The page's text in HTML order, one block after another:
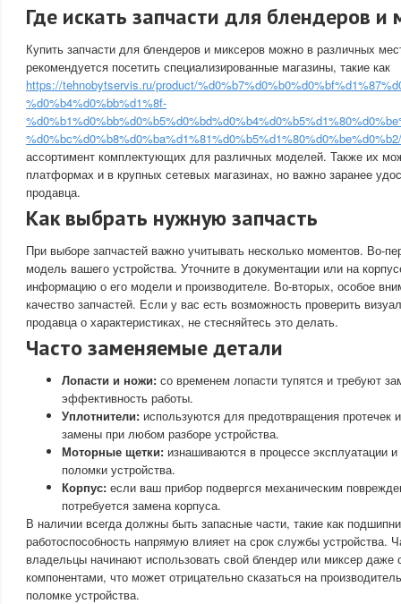
Где искать запчасти для блендеров и
Купить запчасти для блендеров и миксеров можно в различных
рекомендуется посетить специализированные магазины, такие как
https://tehnobytservis.ru/product/
%d0%b4%d0%bb%d1%8f-
%d0%bc%d0%b8%d0%ba%d1%81%d0%b5%d1%80%d0%be%d0%b2/
ассортимент комплектующих для различных моделей. Также их
платформах и в крупных сетевых магазинах, но важно заранее
продавца.
Как выбрать нужную запчасть
При выборе запчастей важно учитывать несколько моментов. Во-
модель вашего устройства. Уточните в документации или на
информацию о его модели и производителе. Во-вторых, особое
качество запчастей. Если у вас есть возможность проверить
продавца о характеристиках, не стесняйтесь это делать.
Часто заменяемые детали
Лопасти и ножи: со временем лопасти тупятся и требуют
эффективность работы.
Уплотнители: используются для предотвращения протечек
замены при любом разборе устройства.
Моторные щетки: изнашиваются в процессе эксплуатации и
поломки устройства.
Корпус: если ваш прибор подвергся механическим
потребуется замена корпуса.
В наличии всегда должны быть запасные части, такие как
работоспособность напрямую влияет на срок службы устройства.
владельцы начинают использовать свой блендер или миксер
компонентами, что может отрицательно сказаться на
поломке устройства.